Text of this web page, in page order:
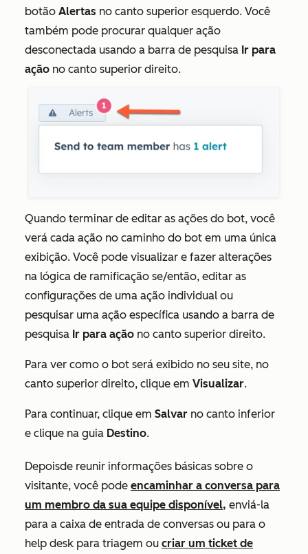
botão Alertas no canto superior esquerdo. Você
também pode procurar qualquer ação
desconectada usando a barra de pesquisa Ir para
ação no canto superior direito.
Quando terminar de editar as ações do bot, você
verá cada ação no caminho do bot em uma única
exibição. Você pode visualizar e fazer alterações
na lógica de ramificação se/então, editar as
configurações de uma ação individual ou
pesquisar uma ação específica usando a barra de
pesquisa Ir para ação no canto superior direito.
Para ver como o bot será exibido no seu site, no
canto superior direito, clique em Visualizar.
Para continuar, clique em Salvar no canto inferior
e clique na guia Destino.
Depoisde reunir informações básicas sobre o
visitante, você pode encaminhar a conversa para
um membro da sua equipe disponível, enviá-la
para a caixa de entrada de conversas ou para o
help desk para triagem ou criar um ticket de